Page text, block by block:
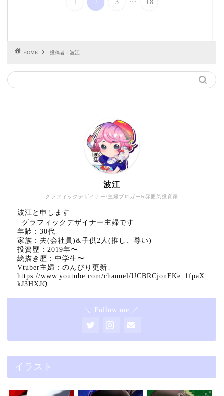
1 2 3 18
HOME 投稿者：波江
グラフィックデザイナー/主婦ブロガー&雰囲気投資家
波江
波江と申します
グラフィックデザイナー主婦です
年齢：30代
家族：夫(会社員)&子供2人(推し、尊い)
投資歴：2019年〜
絵描き歴：中学生〜
Vtuber主婦：のんびり更新↓
https://www.youtube.com/channel/UCBRCjonFKe_1fpaX
kJ3HXJQ
＼ Follow me ／
イラスト